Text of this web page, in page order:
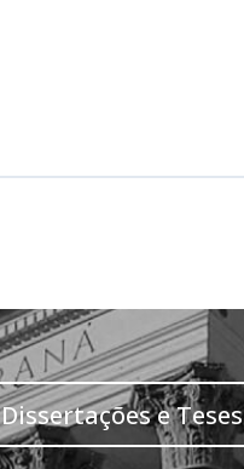
Dissertações e Teses